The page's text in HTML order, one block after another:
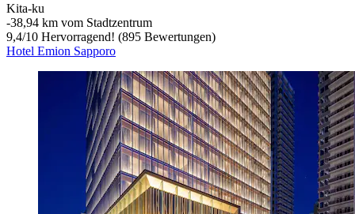
Kita-ku
‐38,94 km vom Stadtzentrum
9,4/10 Hervorragend! (895 Bewertungen)
Hotel Emion Sapporo